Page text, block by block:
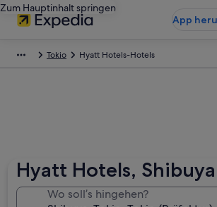
Zum Hauptinhalt springen
App
Tokio Hyatt Hotels-Hotels
Hyatt Hotels, Shibuya
Wo soll’s hingehen?